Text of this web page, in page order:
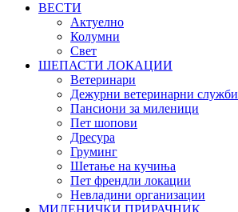
ВЕСТИ
Актуелно
Колумни
Свет
ШЕПАСТИ ЛОКАЦИИ
Ветеринари
Дежурни ветеринарни служби
Пансиони за миленици
Пет шопови
Дресура
Груминг
Шетање на кучиња
Пет френдли локации
Невладини организации
МИЛЕНИЧКИ ПРИРАЧНИК